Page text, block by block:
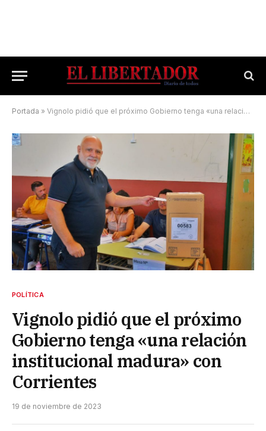
Portada » Vignolo pidió que el próximo Gobierno tenga «una relación institucional madura» con Corrientes
POLÍTICA
Vignolo pidió que el próximo
Gobierno tenga «una relación
institucional madura» con
Corrientes
19 de noviembre de 2023